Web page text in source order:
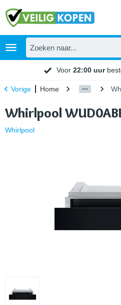
Voor 22:00 uur
Vorige Home
Whirlpool
Whirlpool